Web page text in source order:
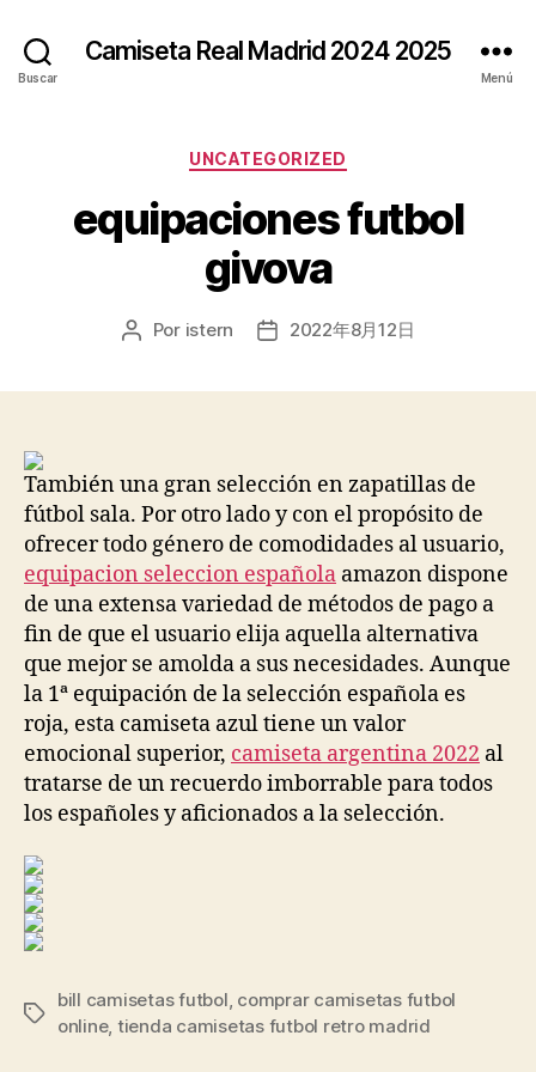
Buscar
Camiseta Real Madrid 2024 2025
Menú
Categorías
UNCATEGORIZED
equipaciones futbol
givova
Autor
Por istern
Fecha2022年8月12日
También una gran selección en zapatillas de
fútbol sala. Por otro lado y con el propósito de
ofrecer todo género de comodidades al usuario,
equipacion seleccion española amazon dispone
de una extensa variedad de métodos de pago a
fin de que el usuario elija aquella alternativa
que mejor se amolda a sus necesidades. Aunque
la 1ª equipación de la selección española es
roja, esta camiseta azul tiene un valor
emocional superior, camiseta argentina 2022 al
tratarse de un recuerdo imborrable para todos
los españoles y aficionados a la selección.
Etiquetas
bill camisetas futbol, comprar camisetas futbol
online, tienda camisetas futbol retro madrid